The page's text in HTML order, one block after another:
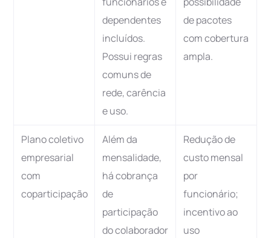
dependentes
incluídos.
Possui regras
comuns de
rede, carência
e uso.
de pacotes
com cobertura
ampla.
Plano coletivo
empresarial
com
coparticipação
Além da
mensalidade,
há cobrança
de
participação
do colaborador
Redução de
custo mensal
por
funcionário;
incentivo ao
uso